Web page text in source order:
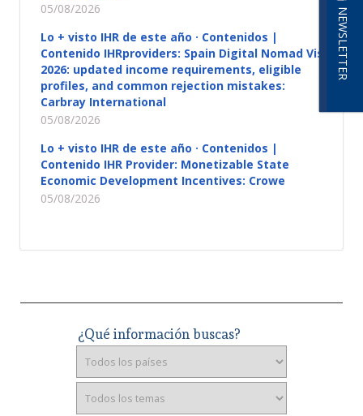
NEWSLETTER
05/08/2026
Lo + visto IHR de este año · Contenidos |
Contenido IHRproviders: Spain Digital Nomad Visa
2026: updated income requirements, eligible
profiles, and common rejection mistakes:
Carbray International
05/08/2026
Lo + visto IHR de este año · Contenidos |
Contenido IHR Provider: Monetizable State
Economic Development Incentives: Crowe
05/08/2026
¿Qué información buscas?